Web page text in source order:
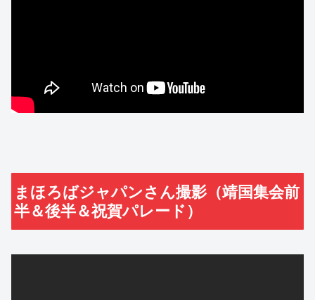
まほろばジャパンさん撮影（靖国集会前
半＆後半＆祝賀パレード）